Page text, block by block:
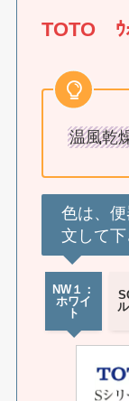
TOTO ｳ
温風乾
色は、
文して
NW１：
ホワイ
ト